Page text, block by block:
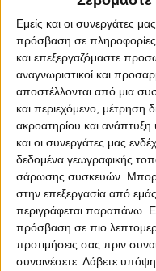
Εμείς και οι συνεργάτες
πρόσβαση σε
και επεξεργαζόμαστε
αναγνωριστικοί και
αποστέλλονται από μια
και περιεχόμενο, μέτρηση
ακροατηρίου και
και οι συνεργάτες μας
δεδομένα γεωγραφικής
σάρωσης συσκευών.
στην επεξεργασία από
περιγράφεται παραπάνω.
πρόσβαση σε πιο
προτιμήσεις σας πριν
συναινέσετε. Λάβετε υπόψη
About Offradio Business
Designed & developed